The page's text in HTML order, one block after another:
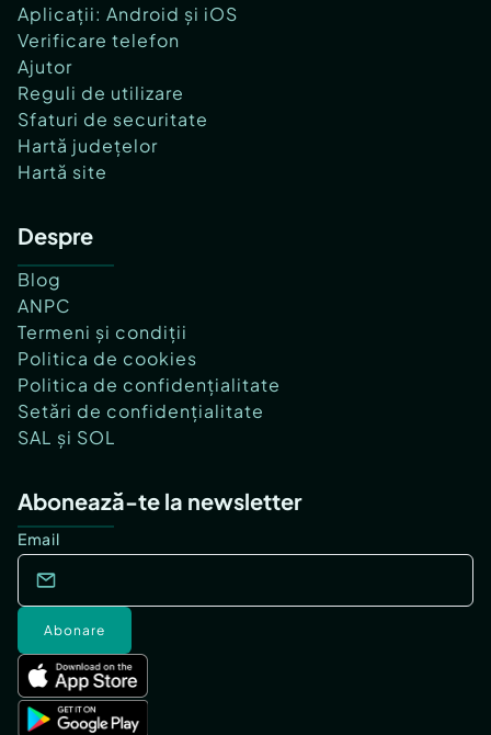
Aplicații: Android și iOS
Verificare telefon
Ajutor
Reguli de utilizare
Sfaturi de securitate
Hartă județelor
Hartă site
Despre
Blog
ANPC
Termeni și condiții
Politica de cookies
Politica de confidențialitate
Setări de confidențialitate
SAL și SOL
Abonează-te la newsletter
Email
Abonare